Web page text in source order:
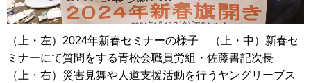
（上・左）2024年新春セミナーの様子 （上・中）新春セ
ミナーにて質問をする青松会職員労組・佐藤書記次長
（上・右）災害見舞や人道支援活動を行うヤングリーブス